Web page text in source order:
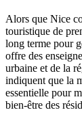
Alors que Nice
touristique de
long terme pour
offre des
urbaine et de la
indiquent que la
essentielle pour
bien-être des